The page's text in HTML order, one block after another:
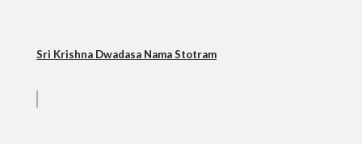
Sri Krishna Dwadasa Nama Stotram